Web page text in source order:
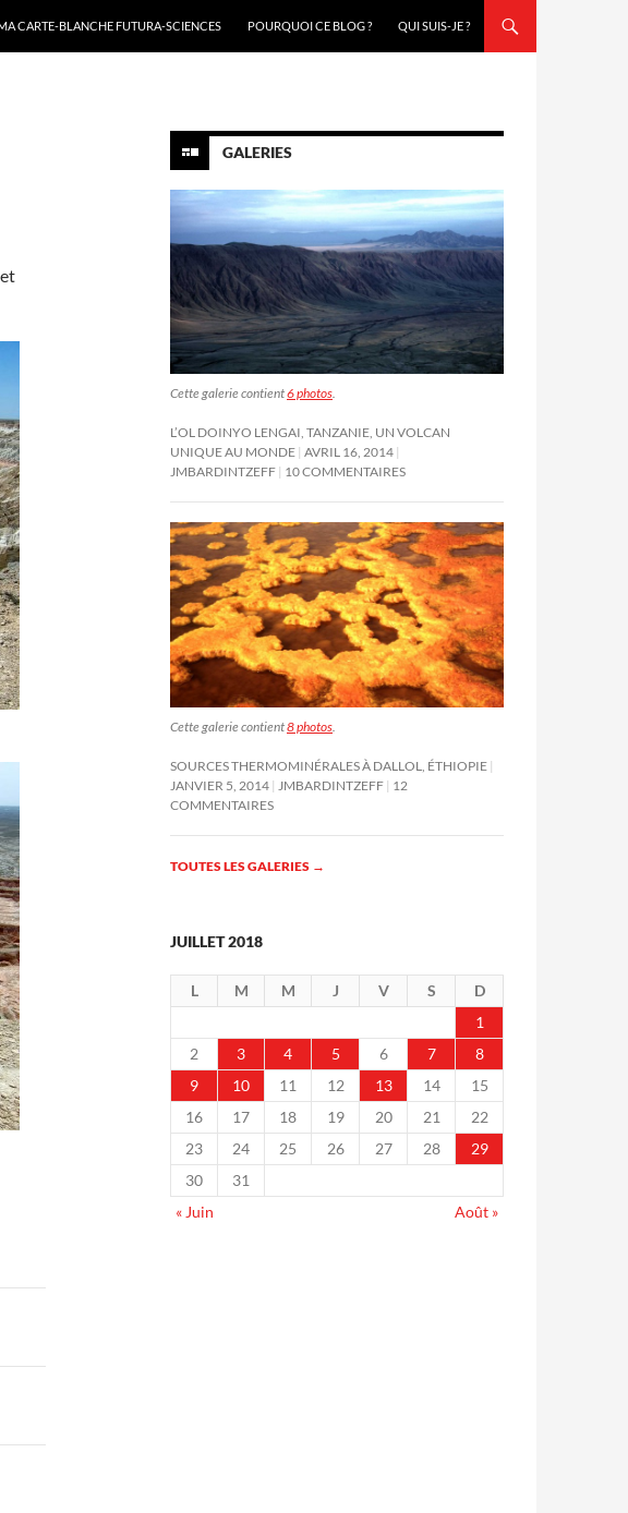
CARTE-BLANCHE FUTURA-SCIENCES
POURQUOI CE BLOG ? QUI SUIS-JE ?
GALERIES
Cette galerie contient6 photos.
L’OL DOINYO LENGAI, TANZANIE, UN VOLCAN
UNIQUE AU MONDE AVRIL 16, 2014
JMBARDINTZEFF 10 COMMENTAIRES
Cette galerie contient8 photos
SOURCES THERMOMINÉRALES À DALLOL, ÉTHIOPIE
JANVIER 5, 2014
JMBARDINTZEFF 12
COMMENTAIRES
TOUTES LES GALERIES →
JUILLET 2018
L M M J V S
D
1
2
3 4 5 6 7
8
9
10 11 12 13 14
15
16
17 18 19 20 21
22
23
24 25 26 27 28
29
30
31
« Juin
Août »